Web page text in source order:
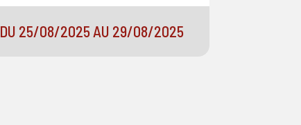
DU 25/08/2025 AU 29/08/2025